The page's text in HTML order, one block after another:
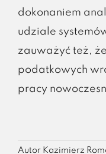
dokonaniem
udziale
zauważyć też,
podatkowych
pracy
Autor Kazimierz